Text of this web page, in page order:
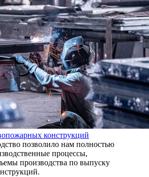
конструкций
позволило нам полностью
процессы,
производства по выпуску